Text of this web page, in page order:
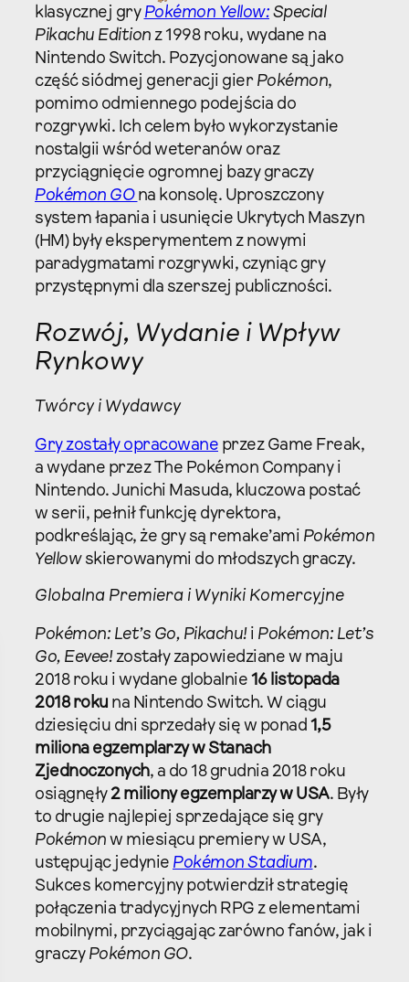
klasycznej gry Pokémon Yellow: Special
Pikachu Edition z 1998 roku, wydane na
Nintendo Switch. Pozycjonowane są jako
część siódmej generacji gier Pokémon,
pomimo odmiennego podejścia do
rozgrywki. Ich celem było wykorzystanie
nostalgii wśród weteranów oraz
przyciągnięcie ogromnej bazy graczy
Pokémon GO na konsolę. Uproszczony
system łapania i usunięcie Ukrytych Maszyn
(HM) były eksperymentem z nowymi
paradygmatami rozgrywki, czyniąc gry
przystępnymi dla szerszej publiczności.
Rozwój, Wydanie i Wpływ
Rynkowy
Twórcy i Wydawcy
Gry zostały opracowane przez Game Freak,
a wydane przez The Pokémon Company i
Nintendo. Junichi Masuda, kluczowa postać
w serii, pełnił funkcję dyrektora,
podkreślając, że gry są remake’ami Pokémon
Yellowskierowanymi do młodszych graczy.
Globalna Premiera i Wyniki Komercyjne
Pokémon: Let’s Go, Pikachu! i Pokémon: Let’s
Go, Eevee! zostały zapowiedziane w maju
2018 roku i wydane globalnie 16 listopada
2018 roku na Nintendo Switch. W ciągu
dziesięciu dni sprzedały się w ponad 1,5
miliona egzemplarzy w Stanach
Zjednoczonych, a do 18 grudnia 2018 roku
osiągnęły2 miliony egzemplarzy w USA. Były
to drugie najlepiej sprzedające się gry
Pokémon w miesiącu premiery w USA,
ustępując jedynie Pokémon Stadium.
Sukces komercyjny potwierdził strategię
połączenia tradycyjnych RPG z elementami
mobilnymi, przyciągając zarówno fanów, jak i
graczy Pokémon GO.